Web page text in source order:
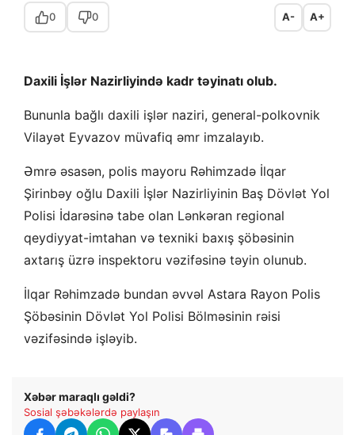
0 0 A- A+
Daxili İşlər Nazirliyində kadr təyinatı olub.
Bununla bağlı daxili işlər naziri, general-polkovnik
Vilayət Eyvazov müvafiq əmr imzalayıb.
Əmrə əsasən, polis mayoru Rəhimzadə İlqar
Şirinbəy oğlu Daxili İşlər Nazirliyinin Baş Dövlət Yol
Polisi İdarəsinə tabe olan Lənkəran regional
qeydiyyat-imtahan və texniki baxış şöbəsinin
axtarış üzrə inspektoru vəzifəsinə təyin olunub.
İlqar Rəhimzadə bundan əvvəl Astara Rayon Polis
Şöbəsinin Dövlət Yol Polisi Bölməsinin rəisi
vəzifəsində işləyib.
Xəbər maraqlı gəldi?
Sosial şəbəkələrdə paylaşın